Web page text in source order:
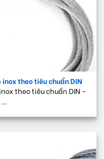
theo tiêu chuẩn DIN
theo tiêu chuẩn DIN –